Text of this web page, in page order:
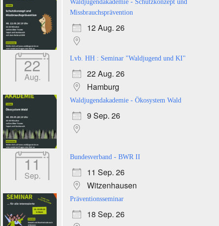
Waldjugendakademie - Schutzkonzept und
Missbrauchsprävention
12 Aug. 26
22
Aug.
Lvb. HH : Seminar "Waldjugend und KI"
22 Aug. 26
Hamburg
Waldjugendakademie - Ökosystem Wald
9 Sep. 26
11
Sep.
Bundesverband - BWR II
11 Sep. 26
Witzenhausen
Präventionsseminar
18 Sep. 26